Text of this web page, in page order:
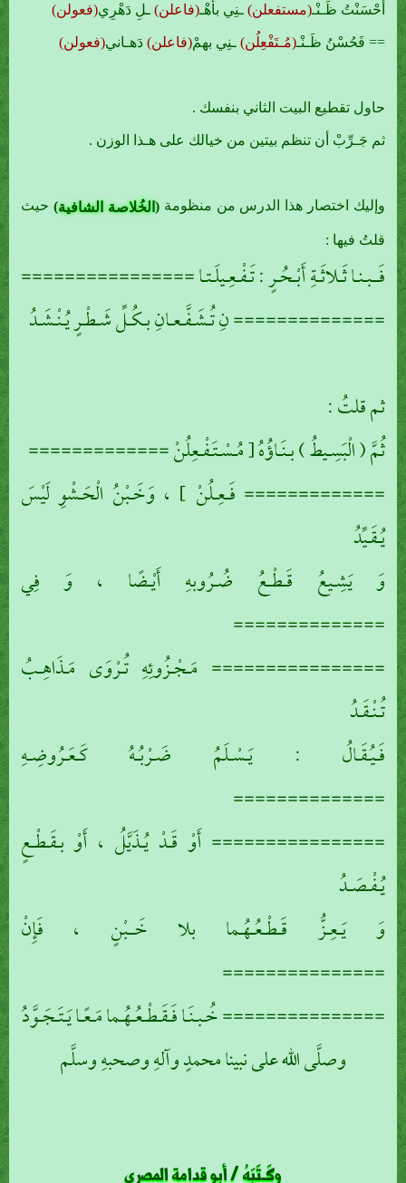
أحْسَنْتُ ظَـنْـ(مستفعلن)ـنِي بأهْـ(فاعلن)ـلِ دَهْرِي(فعولن)
== فَحُسْنُ ظَـنْـ(مُـتَفْعِلُن)ـنِي بهمْ(فاعلن)دَهـاني(فعولن)
حاول تقطيع البيت الثاني بنفسك .
ثم جَـرِّبْ أن تنظم بيتين من خيالك على هـذا الوزن .
وإليك اختصار هذا الدرس من منظومة( الخُلاصة الشافية) حيث
قلتُ فيها :
فَــبـنـا ثَـلاثَـةِ أَبْـحُـرٍ : تَـفْـعِـيلَـتـا ================
============== نِ تُـشَـفَّـعـانِ بـكُـلِّ شَـطْـرٍ يُـنْـشَـدُ
ثم قلتُ :
ثُمَّ ( الْبَسِـيطُ ) بـنَـاؤُهُ [ مُـسْـتَـفْـعِلُنْ =============
============= فَـعِـلُنْ ] ، وَخَـبْنُ الْحَـشْوِ لَيْسَ
يُـقَـيِّدُ
وَ يَشِـيعُ قَـطْـعُ ضُـرُوبهِ أَيْـضًا ، وَ فِي
==============
================ مَـجْـزُوئِهِ تُـرْوَى مَـذَاهِـبُ
تُـنْـقَـدُ
فَـيُـقَـالُ : يَـسْـلَمُ ضَـرْبُـهُ كَـعَـرُوضِـهِ
==============
================ أَوْ قَـدْ يُـذَيَّلُ ، أَوْ بـقَـطْـعٍ
يُـفْـصَـدُ
وَ يَـعِـزُّ قَـطْـعُـهُـما بلا خَــبْنٍ ، فَإِنْ
===============
=============== خُـبـنَـا فَـقَـطْـعُـهُـما مَـعًـا يَـتَـجَـوَّدُ
وصلَّى الله على نبينا محمدٍ وآلهِ وصحبهِ وسلَّم
وكَـتَبَهُ / أبو قدامة المصري